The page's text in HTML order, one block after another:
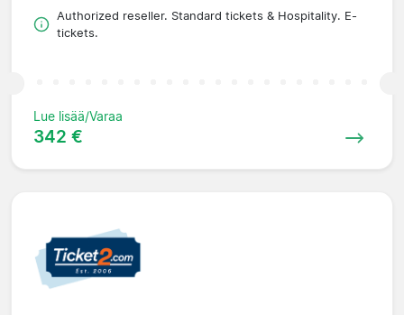
Authorized reseller. Standard tickets & Hospitality. E-
tickets.
Lue lisää/Varaa
342 €